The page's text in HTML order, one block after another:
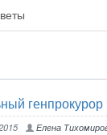
генпрокурор
Елена